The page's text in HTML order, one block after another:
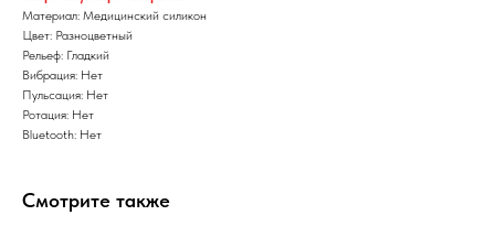
Материал: Медицинский силикон
Цвет: Разноцветный
Рельеф: Гладкий
Вибрация: Нет
Пульсация: Нет
Ротация: Нет
Bluetooth: Нет
Смотрите также